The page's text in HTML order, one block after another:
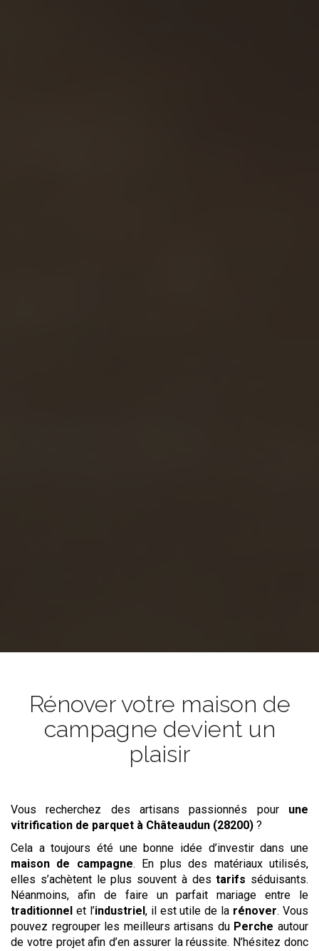
Rénover votre maison de
campagne devient un
plaisir
Vous recherchez des artisans passionnés pour
une
vitrification de parquet à Châteaudun (28200) ?
Cela a toujours été une bonne idée d’investir dans une
maison de campagne. En plus des matériaux utilisés,
elles s’achètent le plus souvent à destarifs séduisants.
Néanmoins, afin de faire un parfait mariage entre le
traditionnel et l’industriel , il est utile de la rénover. Vous
pouvez regrouper les meilleurs artisans du Perche autour
de votre projet afin d’en assurer la réussite. N’hésitez donc